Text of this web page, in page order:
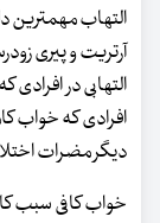
التهاب مهمترین
آرتریت و پیری
افرادی که خواب
دیگر مضرات
خواب کافی سبب